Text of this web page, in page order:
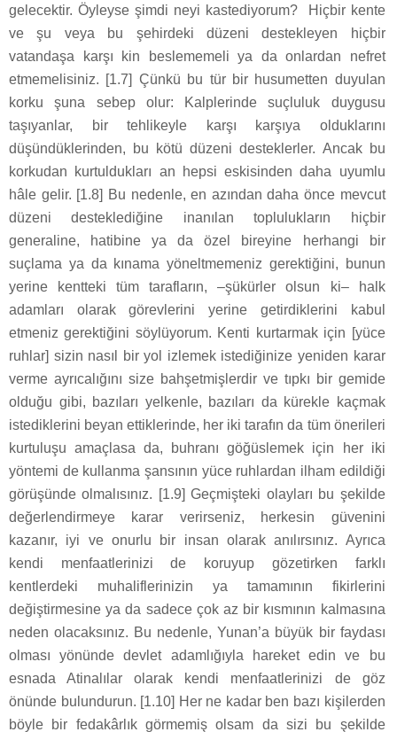
gelecektir. Öyleyse şimdi neyi kastediyorum? Hiçbir kente
ve şu veya bu şehirdeki düzeni destekleyen hiçbir
vatandaşa karşı kin beslememeli ya da onlardan nefret
etmemelisiniz. [1.7] Çünkü bu tür bir husumetten duyulan
korku şuna sebep olur: Kalplerinde suçluluk duygusu
taşıyanlar, bir tehlikeyle karşı karşıya olduklarını
düşündüklerinden, bu kötü düzeni desteklerler. Ancak bu
korkudan kurtuldukları an hepsi eskisinden daha uyumlu
hâle gelir. [1.8] Bu nedenle, en azından daha önce mevcut
düzeni desteklediğine inanılan toplulukların hiçbir
generaline, hatibine ya da özel bireyine herhangi bir
suçlama ya da kınama yöneltmemeniz gerektiğini, bunun
yerine kentteki tüm tarafların, –şükürler olsun ki– halk
adamları olarak görevlerini yerine getirdiklerini kabul
etmeniz gerektiğini söylüyorum. Kenti kurtarmak için [yüce
ruhlar] sizin nasıl bir yol izlemek istediğinize yeniden karar
verme ayrıcalığını size bahşetmişlerdir ve tıpkı bir gemide
olduğu gibi, bazıları yelkenle, bazıları da kürekle kaçmak
istediklerini beyan ettiklerinde, her iki tarafın da tüm önerileri
kurtuluşu amaçlasa da, buhranı göğüslemek için her iki
yöntemi de kullanma şansının yüce ruhlardan ilham edildiği
görüşünde olmalısınız. [1.9] Geçmişteki olayları bu şekilde
değerlendirmeye karar verirseniz, herkesin güvenini
kazanır, iyi ve onurlu bir insan olarak anılırsınız. Ayrıca
kendi menfaatlerinizi de koruyup gözetirken farklı
kentlerdeki muhaliflerinizin ya tamamının fikirlerini
değiştirmesine ya da sadece çok az bir kısmının kalmasına
neden olacaksınız. Bu nedenle, Yunan’a büyük bir faydası
olması yönünde devlet adamlığıyla hareket edin ve bu
esnada Atinalılar olarak kendi menfaatlerinizi de göz
önünde bulundurun. [1.10] Her ne kadar ben bazı kişilerden
böyle bir fedakârlık görmemiş olsam da sizi bu şekilde